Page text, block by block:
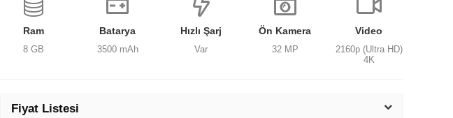
Ram
8 GB
Batarya
3500 mAh
Hızlı Şarj
Var
Ön Kamera
32 MP
Video
2160p (Ultra HD)
4K
Fiyat Listesi